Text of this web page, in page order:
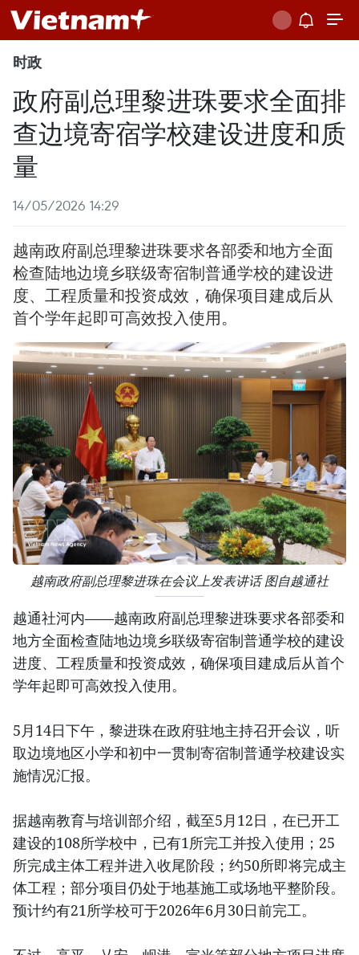
时政
政府副总理黎进珠要求全面排
查边境寄宿学校建设进度和质
量
14/05/2026 14:29
越南政府副总理黎进珠要求各部委和地方全面
检查陆地边境乡联级寄宿制普通学校的建设进
度、工程质量和投资成效，确保项目建成后从
首个学年起即可高效投入使用。
越南政府副总理黎进珠在会议上发表讲话 图自越通社
越通社河内——越南政府副总理黎进珠要求各部委和
地方全面检查陆地边境乡联级寄宿制普通学校的建设
进度、工程质量和投资成效，确保项目建成后从首个
学年起即可高效投入使用。
5月14日下午，黎进珠在政府驻地主持召开会议，听
取边境地区小学和初中一贯制寄宿制普通学校建设实
施情况汇报。
据越南教育与培训部介绍，截至5月12日，在已开工
建设的108所学校中，已有1所完工并投入使用；25
所完成主体工程并进入收尾阶段；约50所即将完成主
体工程；部分项目仍处于地基施工或场地平整阶段。
预计约有21所学校可于2026年6月30日前完工。